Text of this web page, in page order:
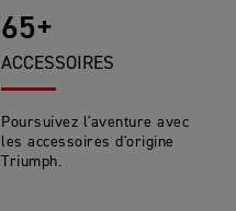
65+
ACCESSOIRES
Poursuivez l'aventure avec
les accessoires d'origine
Triumph.